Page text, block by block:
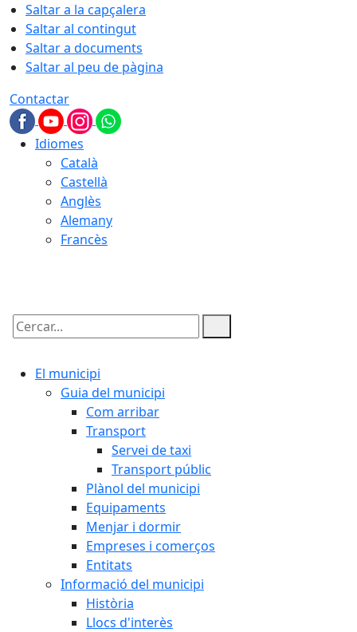
Saltar a la capçalera
Saltar al contingut
Saltar a documents
Saltar al peu de pàgina
Contactar
Idiomes
Català
Castellà
Anglès
Alemany
Francès
Cercar:
El municipi
Guia del municipi
Com arribar
Transport
Servei de taxi
Transport públic
Plànol del municipi
Equipaments
Menjar i dormir
Empreses i comerços
Entitats
Informació del municipi
Història
Llocs d'interès